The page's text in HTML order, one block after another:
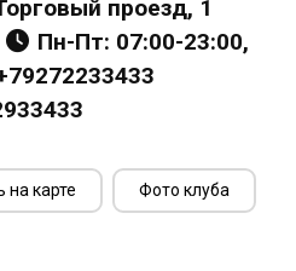
проезд, 1
Пн-Пт: 07:00-23:00,
на карте Фото клуба